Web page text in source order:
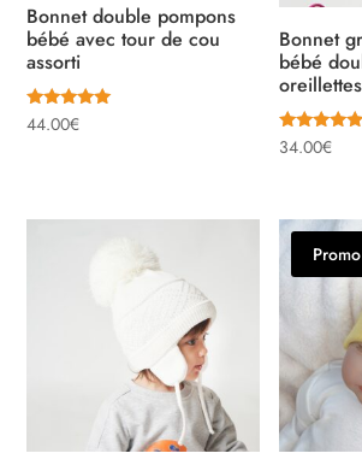
Bonnet double pompons
bébé avec tour de cou
assorti
Note
5.00
44.00€
Bonnet
bébé
oreillettes
Note
5.00
34.00€